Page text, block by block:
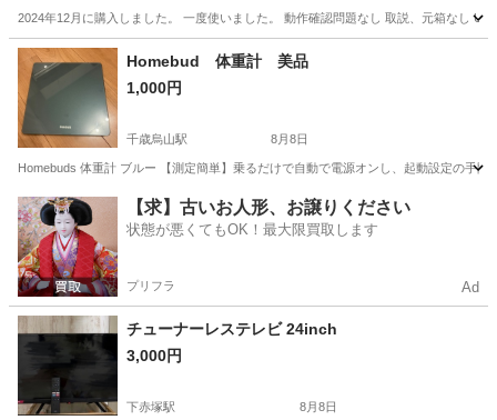
2024年12月に購入しました。 一度使いました。 動作確認問題なし 取説、元箱なし
東京 新宿区 キッチン家電
Homebud 体重計 美品
1,000円
千歳烏山駅 8月8日
Homebuds 体重計 ブルー 【測定簡単】乗るだけで自動で電源オンし、起動設定の手
東京 世田谷区 千歳烏山駅 その他
【求】古いお人形、お譲りください
状態が悪くてもOK！最大限買取します
プリフラ Ad
チューナーレステレビ 24inch
3,000円
下赤塚駅 8月8日